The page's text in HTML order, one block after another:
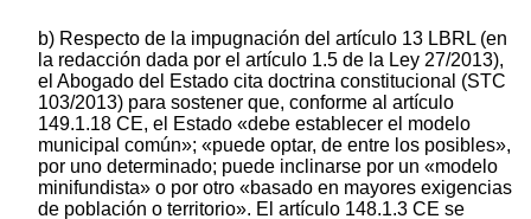
b) Respecto de la impugnación del artículo 13 LBRL (en
la redacción dada por el artículo 1.5 de la Ley 27/2013),
el Abogado del Estado cita doctrina constitucional (STC
103/2013) para sostener que, conforme al artículo
149.1.18 CE, el Estado «debe establecer el modelo
municipal común»; «puede optar, de entre los posibles»,
por uno determinado; puede inclinarse por un «modelo
minifundista» o por otro «basado en mayores exigencias
de población o territorio». El artículo 148.1.3 CE se